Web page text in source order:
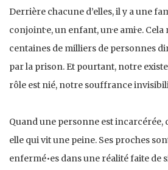
Derrière chacune d’elles, il y a une
conjoint·e, un enfant, un·e ami·e.
centaines de milliers de personnes
par la prison. Et pourtant, notre
rôle est nié, notre souffrance
Quand une personne est incarcérée,
elle qui vit une peine. Ses proches
enfermé•es dans une réalité faite de